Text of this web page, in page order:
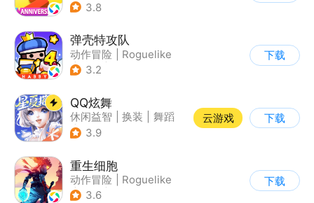
3.8
弹壳特攻队
动作冒险
Roguelike
| 冒险
3.2
下载
QQ炫舞
休闲益智 换装
舞蹈
| 美少女
3.9
云游戏 下载
重生细胞
动作冒险
Roguelike
| 探险
3.6
下载